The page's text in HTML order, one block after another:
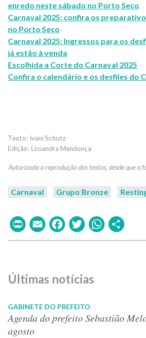
enredo neste sábado no Porto Seco
Carnaval 2025: confira os
no Porto Seco
Carnaval 2025: Ingressos para os
já estão à venda
Escolhida a Corte do Carnaval 2025
Confira o calendário e os desfiles do
Ivani Schutz
Lissandra Mendonça
Carnaval Grupo Bronze
PrintEmailFacebook
Twitter
Últimas notícias
GABINETE DO PREFEITO
Agenda do prefeito Sebastião
agosto